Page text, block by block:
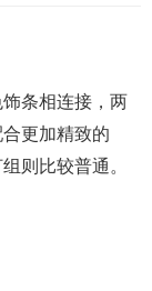
条相连接，两
更加精致的
则比较普通。